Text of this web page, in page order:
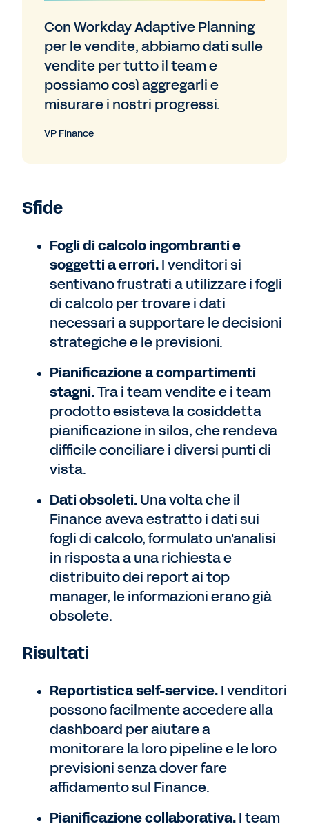
Con Workday Adaptive Planning
per le vendite, abbiamo dati sulle
vendite per tutto il team e
possiamo così aggregarli e
misurare i nostri progressi.
VP Finance
Sfide
Fogli di calcolo ingombranti e
soggetti a errori.I venditori si
sentivano frustrati a utilizzare i fogli
di calcolo per trovare i dati
necessari a supportare le decisioni
strategiche e le previsioni.
Pianificazione a compartimenti
stagni.Tra i team vendite e i team
prodotto esisteva la cosiddetta
pianificazione in silos, che rendeva
difficile conciliare i diversi punti di
vista.
Dati obsoleti.Una volta che il
Finance aveva estratto i dati sui
fogli di calcolo, formulato un'analisi
in risposta a una richiesta e
distribuito dei report ai top
manager, le informazioni erano già
obsolete.
Risultati
Reportistica self-service.I venditori
possono facilmente accedere alla
dashboard per aiutare a
monitorare la loro pipeline e le loro
previsioni senza dover fare
affidamento sul Finance.
Pianificazione collaborativa.I team